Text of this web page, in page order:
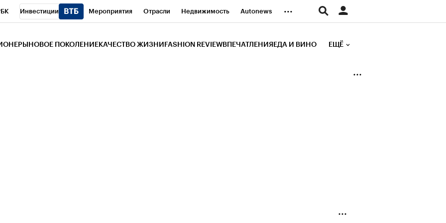
Инвестиции Мероприятия Отрасли Недвижимость Autonews ...
НОВОЕ ПОКОЛЕНИЕ КАЧЕСТВО ЖИЗНИ FASHION REVIEW ВПЕЧАТЛЕНИЯ ЕДА И ВИНО ЕЩЁ